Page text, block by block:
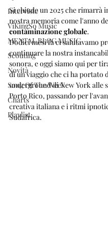
Interviste
ViKingSo Music
MENTAL BLOG MUSIC
Scouting
Novità
Song Of The Week
Charts
Playlist
Si chiude un 2025 che rimarrà
nostra memoria come l'anno
contaminazione globale.
Dodici mesi fa ci salutavamo
continuare la nostra
sonora, e oggi siamo qui per
di un viaggio che ci ha portato
underground di New York alle
Porto Rico, passando per
creativa italiana e i ritmi
Sudafrica.